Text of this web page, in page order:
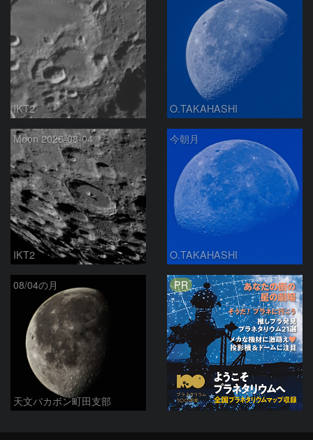
IKT2 O.TAKAHASHI
Moon 2026-08-04
IKT2
今朝月
O.TAKAHASHI
08/04の月
天文バカボン町田支部
PR